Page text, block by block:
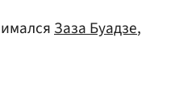
Заза Буадзе,